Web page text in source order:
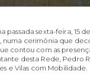
passada sexta-feira, 15
numa cerimónia que
contou com as
desta Rede, Pedro
e Vilas com Mobilidade.